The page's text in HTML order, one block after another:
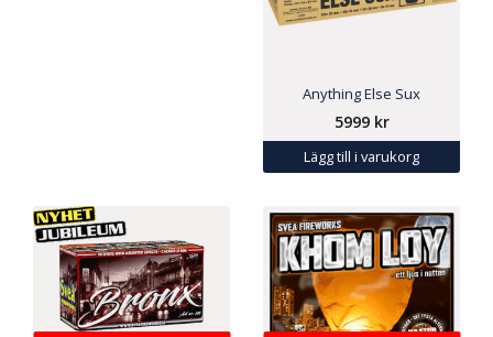
Anything Else Sux
5999 kr
Lägg till i varukorg